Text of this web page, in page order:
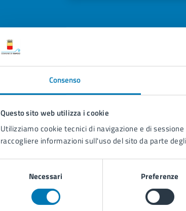
Consenso
Questo sito web utilizza i cookie
Utilizziamo cookie tecnici di navigazione e di
raccogliere informazioni sull'uso del sito da parte
Necessari Preferenze
Richiedi assistenza
Prenota appuntamento
Problemi in città
Segnala disservizio